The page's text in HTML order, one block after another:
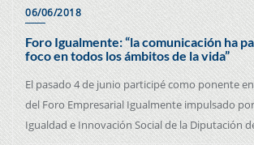
06/06/2018
Foro Igualmente: “la comunicación ha
foco en todos los ámbitos de la vida”
El pasado 4 de junio participé como ponente
del Foro Empresarial Igualmente impulsado
Igualdad e Innovación Social de la Diputación